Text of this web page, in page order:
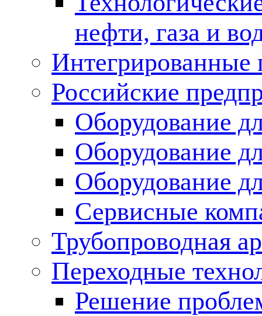
нефти, газа и
Российские
Оборудование
Оборудование
Оборудование
Сервисные
Трубопроводная
Переходные
Решение